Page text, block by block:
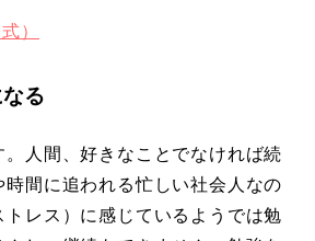
）
る
。人間、好きなことでなければ続
時間に追われる忙しい社会人なの
トレス）に感じているようでは勉